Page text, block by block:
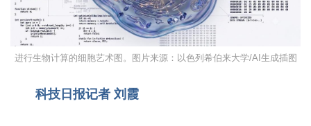
进行生物计算的细胞艺术图。图片来源：以色列希伯来大学/AI生成插图
科技日报记者 刘霞